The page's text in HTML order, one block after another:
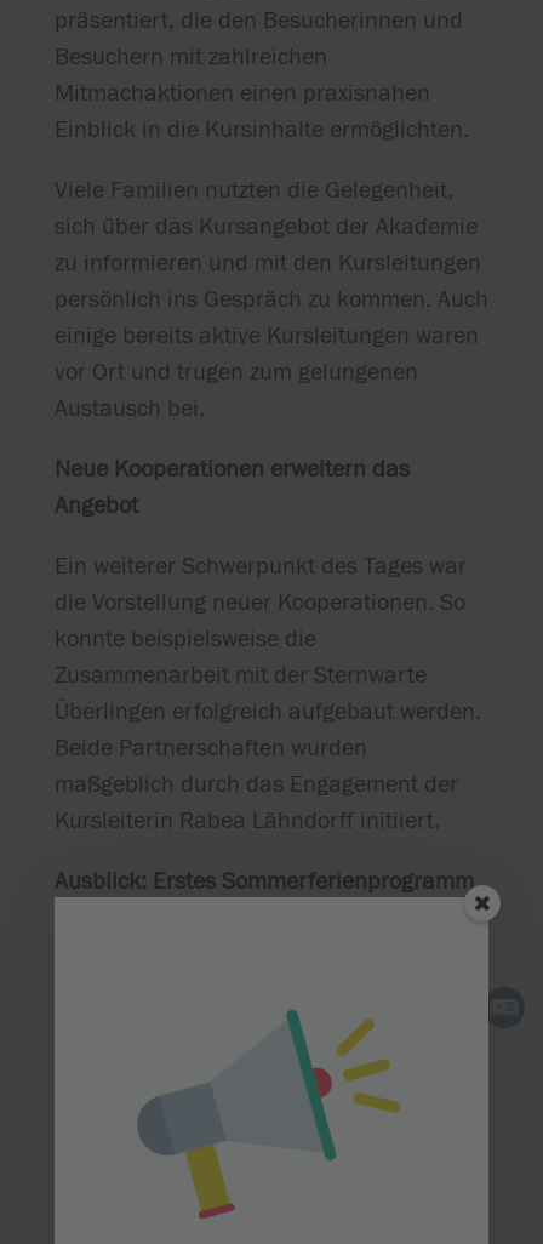
präsentiert, die den Besucherinnen und
Besuchern mit zahlreichen
Mitmachaktionen einen praxisnahen
Einblick in die Kursinhalte ermöglichten.
Viele Familien nutzten die Gelegenheit,
sich über das Kursangebot der Akademie
zu informieren und mit den Kursleitungen
persönlich ins Gespräch zu kommen. Auch
einige bereits aktive Kursleitungen waren
vor Ort und trugen zum gelungenen
Austausch bei.
Neue Kooperationen erweitern das
Angebot
Ein weiterer Schwerpunkt des Tages war
die Vorstellung neuer Kooperationen. So
konnte beispielsweise die
Zusammenarbeit mit der Sternwarte
Überlingen erfolgreich aufgebaut werden.
Beide Partnerschaften wurden
maßgeblich durch das Engagement der
Kursleiterin Rabea Lähndorff initiiert.
Ausblick: Erstes Sommerferienprogramm
eigenes Sommerferienprogramm anbieten
und damit ihr Angebot für die
teilnehmenden Kinder mit 19 Kursen
weiter ausbauen. Diese Kurse finden
zwischen dem 1. August und dem 12.
September an zehn Kursorten statt.